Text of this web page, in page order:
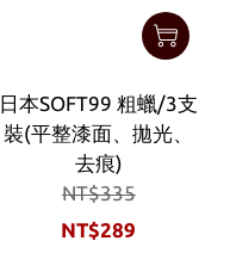
日本SOFT99 粗蠟/3支
裝(平整漆面、拋光、
去痕)
NT$335
NT$289